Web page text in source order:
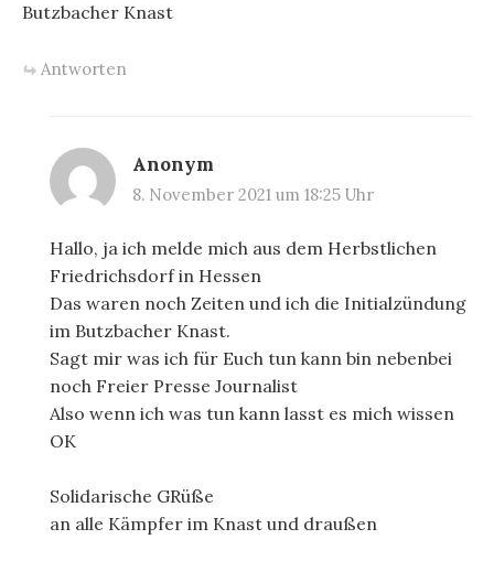
Butzbacher Knast
Antworten
Anonym
8. November 2021 um 18:25 Uhr
Hallo, ja ich melde mich aus dem Herbstlichen
Friedrichsdorf in Hessen
Das waren noch Zeiten und ich die Initialzündung
im Butzbacher Knast.
Sagt mir was ich für Euch tun kann bin nebenbei
noch Freier Presse Journalist
Also wenn ich was tun kann lasst es mich wissen
OK
Solidarische GRüße
an alle Kämpfer im Knast und draußen